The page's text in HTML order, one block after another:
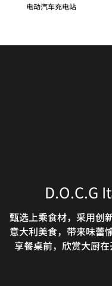
电动汽车充电站
D.O.C.G
甄选上乘食材，采用创
意大利美食，带来味蕾
享餐桌前，欣赏大厨
Jade
餐厅设施齐全，时尚现
道中餐，成就非凡美
菜。我们的上海浦东酒
The Lounge is a
the inner portion of
celling, a grander
library, simple
composed with high